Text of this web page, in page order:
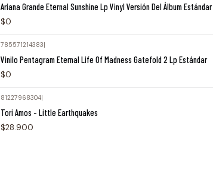
Ariana Grande Eternal Sunshine Lp Vinyl Versión Del Álbum Estándar
$0
785571214383|
Vinilo Pentagram Eternal Life Of Madness Gatefold 2 Lp Estándar
$0
81227968304
Tori Amos - Little Earthquakes
$28.900